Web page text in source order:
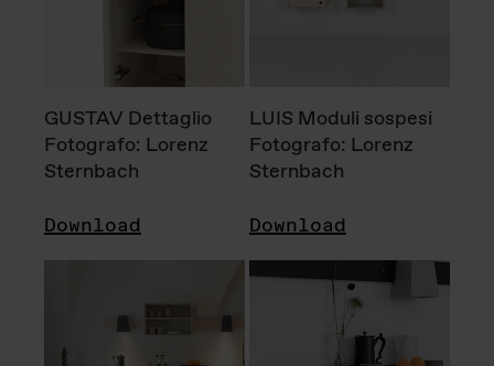
GUSTAV Dettaglio
Fotografo: Lorenz
Sternbach
Download
LUIS Moduli sospesi
Fotografo: Lorenz
Sternbach
Download